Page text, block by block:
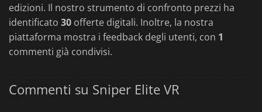
edizioni. Il nostro strumento di confronto prezzi ha
identificato 30 offerte digitali. Inoltre, la nostra
piattaforma mostra i feedback degli utenti, con 1
commenti già condivisi.
Commenti su Sniper Elite VR